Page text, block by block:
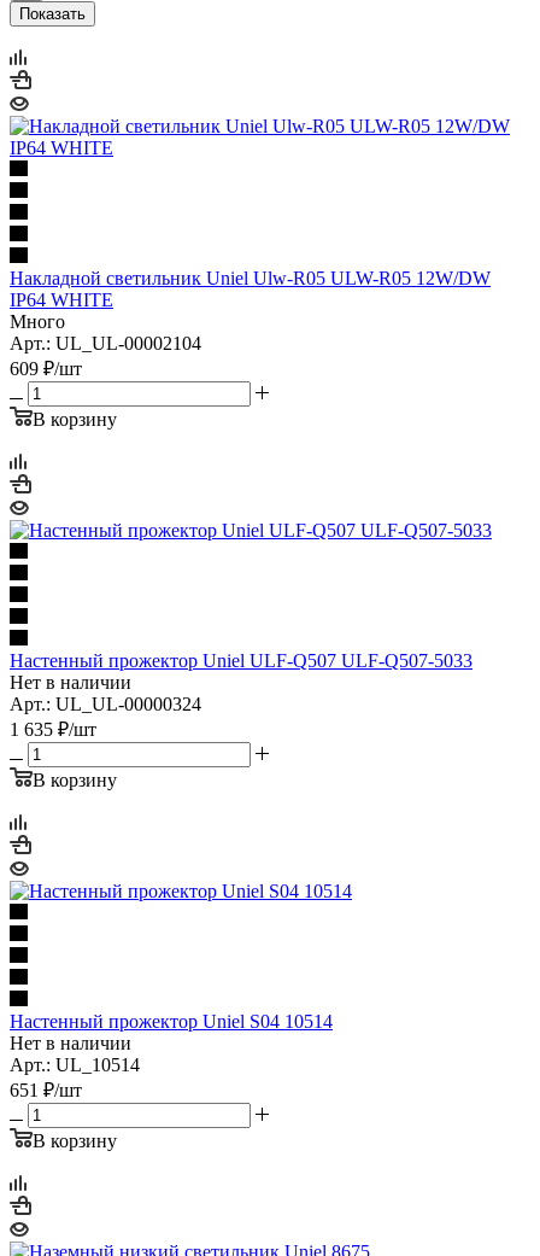
Показать
Накладной светильник Uniel Ulw-R05 ULW-R05 12W/DW
IP64 WHITE
Много
Арт.: UL_UL-00002104
609 ₽/шт
В корзину
Настенный прожектор Uniel ULF-Q507 ULF-Q507-5033
Нет в наличии
Арт.: UL_UL-00000324
1 635 ₽/шт
В корзину
Настенный прожектор Uniel S04 10514
Нет в наличии
Арт.: UL_10514
651 ₽/шт
В корзину